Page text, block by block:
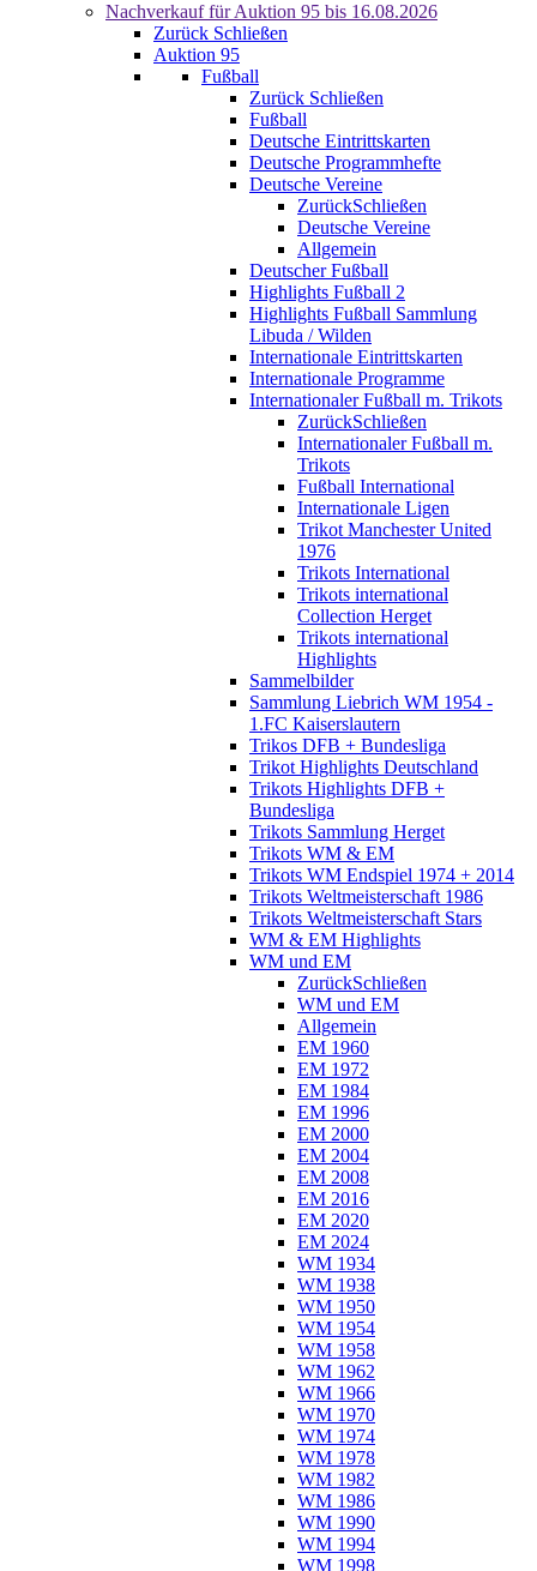
Nachverkauf für Auktion 95 bis 16.08.2026
Zurück Schließen
Auktion 95
Fußball
Zurück Schließen
Fußball
Deutsche Eintrittskarten
Deutsche Programmhefte
Deutsche Vereine
ZurückSchließen
Deutsche Vereine
Allgemein
Deutscher Fußball
Highlights Fußball 2
Highlights Fußball Sammlung
Libuda / Wilden
Internationale Eintrittskarten
Internationale Programme
Internationaler Fußball m. Trikots
ZurückSchließen
Internationaler Fußball m.
Trikots
Fußball International
Internationale Ligen
Trikot Manchester United
1976
Trikots International
Trikots international
Collection Herget
Trikots international
Highlights
Sammelbilder
Sammlung Liebrich WM 1954 -
1.FC Kaiserslautern
Trikos DFB + Bundesliga
Trikot Highlights Deutschland
Trikots Highlights DFB +
Bundesliga
Trikots Sammlung Herget
Trikots WM & EM
Trikots WM Endspiel 1974 + 2014
Trikots Weltmeisterschaft 1986
Trikots Weltmeisterschaft Stars
WM & EM Highlights
WM und EM
ZurückSchließen
WM und EM
Allgemein
EM 1960
EM 1972
EM 1984
EM 1996
EM 2000
EM 2004
EM 2008
EM 2016
EM 2020
EM 2024
WM 1934
WM 1938
WM 1950
WM 1954
WM 1958
WM 1962
WM 1966
WM 1970
WM 1974
WM 1978
WM 1982
WM 1986
WM 1990
WM 1994
WM 1998